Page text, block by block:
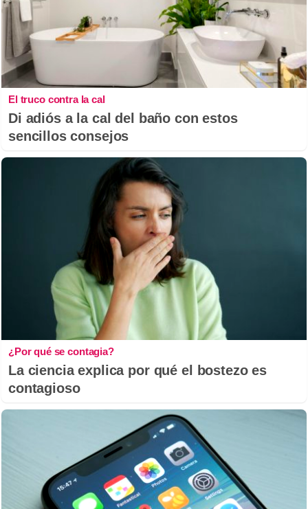
El truco contra la cal
Di adiós a la cal del baño con estos
sencillos consejos
¿Por qué se contagia?
La ciencia explica por qué el bostezo es
contagioso